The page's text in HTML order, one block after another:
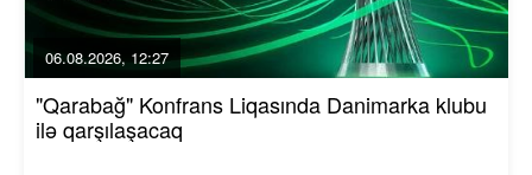
06.08.2026, 12:27
"Qarabağ" Konfrans Liqasında Danimarka klubu
ilə qarşılaşacaq